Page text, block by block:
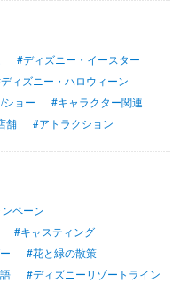
#ディズニー・イースター
ィズニー・ハロウィーン
ショー
#キャラクター関連
舗 #アトラクション
ペーン
#キャスティング
#花と緑の散策
#ディズニーリゾートライン